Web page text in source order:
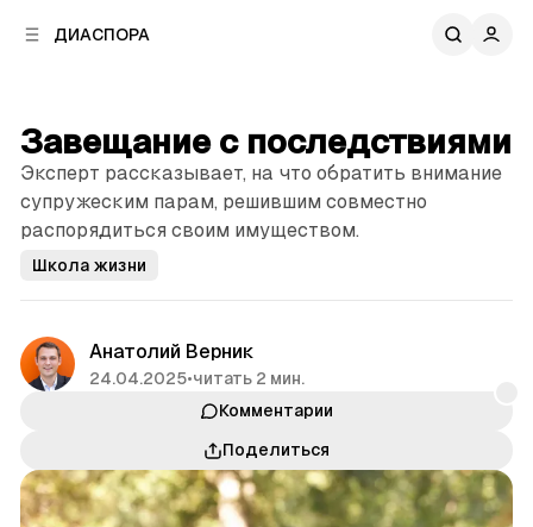
ДИАСПОРА
Завещание с последствиями
Эксперт рассказывает, на что обратить внимание
супружеским парам, решившим совместно
распорядиться своим имуществом.
Школа жизни
Анатолий Верник
24.04.2025•читать 2 мин.
Комментарии
Поделиться